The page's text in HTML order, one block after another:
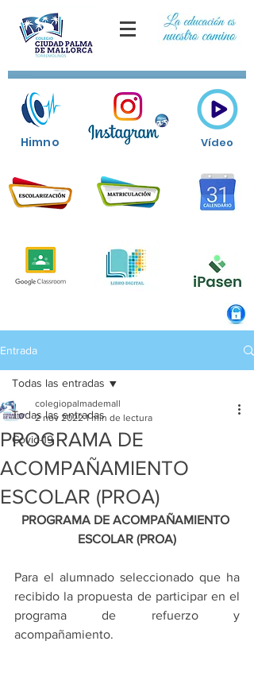
Himno Vídeo
Entrada
Todas las entradas
Covid-19
Todas las entradas
PROGRAMA DE
ACOMPAÑAMIENTO
ESCOLAR (PROA)
colegiopalmademall
2 nov 2022 1 min de lectura
PROGRAMA DE ACOMPAÑAMIENTO
ESCOLAR (PROA)
Para el alumnado seleccionado que ha
recibido la propuesta de participar en el
programa de refuerzo y
acompañamiento.